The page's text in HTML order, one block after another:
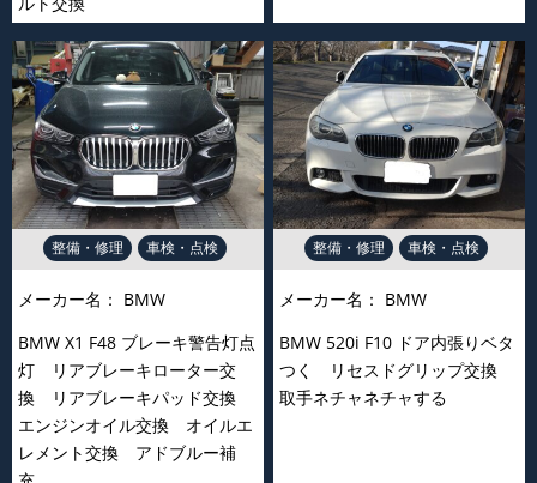
整備・修理 車検・点検
メーカー名： BMW
BMW X1 F48 ブレーキ警告灯点
灯 リアブレーキローター交
換 リアブレーキパッド交換
エンジンオイル交換 オイルエ
レメント交換 アドブルー補
整備・修理 車検・点検
メーカー名： BMW
BMW 520i F10 ドア内張りベタ
つく リセスドグリップ交換
取手ネチャネチャする